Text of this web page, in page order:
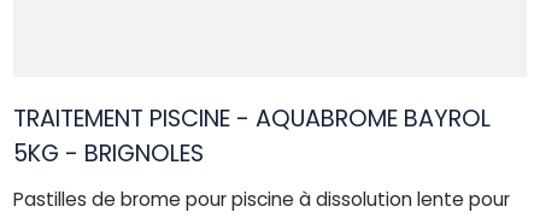
TRAITEMENT PISCINE - AQUABROME BAYROL
5KG - BRIGNOLES
Pastilles de brome pour piscine à dissolution lente pour